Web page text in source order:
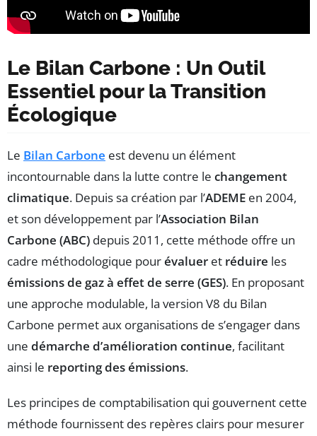
Le Bilan Carbone : Un Outil
Essentiel pour la Transition
Écologique
Le Bilan Carbone est devenu un élément
incontournable dans la lutte contre le changement
climatique. Depuis sa création par l’ADEME en 2004,
et son développement par l’Association Bilan
Carbone (ABC) depuis 2011, cette méthode offre un
cadre méthodologique pourévaluer et réduire les
émissions de gaz à effet de serre (GES). En proposant
une approche modulable, la version V8 du Bilan
Carbone permet aux organisations de s’engager dans
une démarche d’amélioration continue, facilitant
ainsi le reporting des émissions.
Les principes de comptabilisation qui gouvernent cette
méthode fournissent des repères clairs pour mesurer